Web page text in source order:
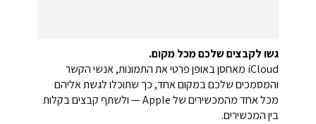
גשו לקבצים שלכם מכל מקום.
‏iCloud מאחסן באופן פרטי את התמונות, אנשי הקשר
והמסמכים שלכם במקום אחד, כך שתוכלו לגשת אליהם
מכל אחד מהמכשירים של Apple — ולשתף קבצים בקלות
בין המכשירים.